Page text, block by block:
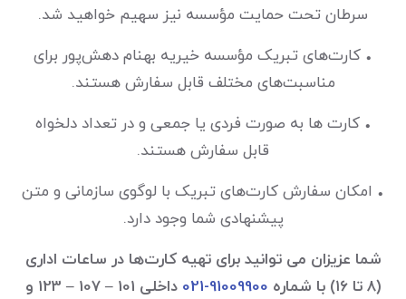
سرطان تحت حمایت مؤسسه نیز سهیم خواهید شد.
• کارت‌های تبریک مؤسسه خیریه بهنام دهش‌پور برای
مناسبت‌های مختلف قابل سفارش هستند.
• کارت ها به صورت فردی یا جمعی و در تعداد دلخواه
قابل سفارش هستند.
• امکان سفارش کارت‌های تبریک با لوگوی سازمانی و متن
پیشنهادی شما وجود دارد.
شما عزیزان می توانید برای تهیه کارت‌ها در ساعات اداری
(۸ تا ۱۶) با شماره
91009900-021
داخلی 101 – 107 – 123 و